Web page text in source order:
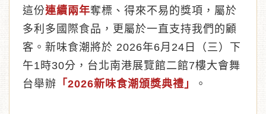
這份連續兩年奪標、得來不易的獎項，屬於
多利多國際食品，更屬於一直支持我們的顧
客。新味食潮將於 2026年6月24日（三）下
午1時30分，台北南港展覽館二館7樓大會舞
台舉辦 「2026新味食潮頒獎典禮」 。